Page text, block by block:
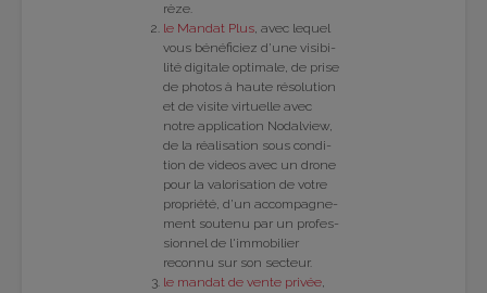
rèze.
le Man­dat Plus, avec lequel
vous béné­fi­ciez d’une visi­bi­
lité digi­tale opti­male, de prise
de pho­tos à haute réso­lu­tion
et de visite vir­tuelle avec
notre appli­ca­tion Nodal­view,
de la réa­li­sa­tion sous condi­
tion de videos avec un drone
pour la valo­ri­sa­tion de votre
pro­priété, d’un accom­pa­gne­
ment sou­tenu par un pro­fes­
sion­nel de l'im­mo­bi­lier
reconnu sur son sec­teur.
le man­dat de vente pri­vée,